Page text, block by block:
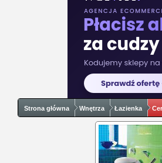
Strona główna Wnętrza Łazienka